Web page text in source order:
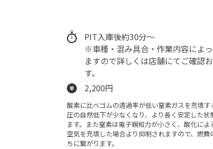
PIT入庫後約30分～
※車種・混み具合・作業内容によ
ますので詳しくは店舗にてご確認
す。
2,200円
酸素に比べゴムの透過率が低い窒素ガスを充填す
圧の自然低下が少なくなり、より長く安定した状
ます。また窒素は電子親和力が小さく、酸化に
空気を充填した場合より抑制されますので、燃
ちに繋がります。